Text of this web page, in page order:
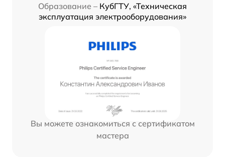
Образование – КубГТУ, «Техническая
эксплуатация электрооборудования»
Вы можете ознакомиться с сертификатом
мастера